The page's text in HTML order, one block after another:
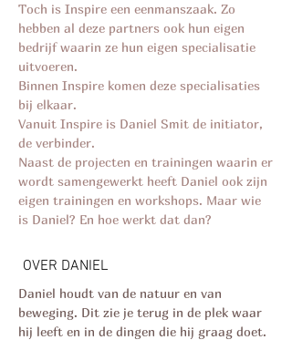
OVER DANIEL
Toch is Inspire een eenmanszaak. Zo
hebben al deze partners ook hun eigen
bedrijf waarin ze hun eigen specialisatie
uitvoeren.
Binnen Inspire komen deze specialisaties
bij elkaar.
Vanuit Inspire is Daniel Smit de initiator,
de verbinder.
Naast de projecten en trainingen waarin er
wordt samengewerkt heeft Daniel ook zijn
eigen trainingen en workshops. Maar wie
is Daniel? En hoe werkt dat dan?
Daniel houdt van de natuur en van
beweging. Dit zie je terug in de plek waar
hij leeft en in de dingen die hij graag doet.